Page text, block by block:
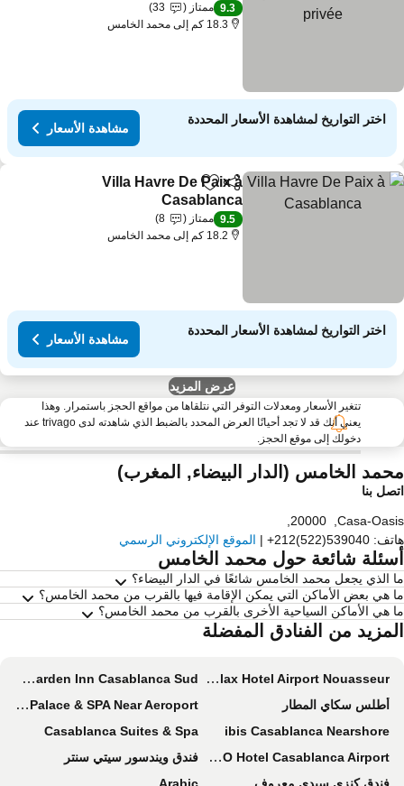
9.3 ممتاز
33
18.3 كم إلى محمد الخامس
اختر التواريخ لمشاهدة الأسعار المحددة
مشاهدة الأسعار
مشاركةAdd to favorites
Villa Havre De Paix à
Casablanca
9.5 ممتاز
8
18.2 كم إلى محمد الخامس
اختر التواريخ لمشاهدة الأسعار المحددة
مشاهدة الأسعار
عرض المزيد
تتغير الأسعار ومعدلات التوفر التي نتلقاها من مواقع الحجز باستمرار. وهذا
يعني أنك قد لا تجد أحيانًا العرض المحدد بالضبط الذي شاهدته لدى trivago عند
دخولك إلى موقع الحجز.
الخامس (الدار البيضاء, المغرب)
بنا
Casa-
,
20000
,
+212(522)539040
| الموقع الإلكتروني الرسمي
شائعة حول محمد الخامس
الذي يجعل محمد الخامس شائعًا في الدار البيضاء؟
هي بعض الأماكن التي يمكن الإقامة فيها بالقرب من محمد الخامس؟
هي الأماكن السياحية الأخرى بالقرب من محمد الخامس؟
من الفنادق المفضلة
Relax Hotel Airport Nouasseur
Hilton Garden Inn Casablanca Sud
أطلس سكاي المطار
Equi Palace & SPA Near Aeroport
ibis Casablanca Nearshore
Casablanca Suites & Spa
ONOMO Hotel Casablanca Airport
فندق ويندسور سيتي سنتر